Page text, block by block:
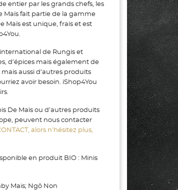
entier par les grands chefs, les
Maïs fait partie de la gamme
Maïs est unique, frais et est
de Rungis et
d’épices mais également de
aussi d’autres produits
avoir besoin. iShop4You
De Maïs ou d’autres produits
peuvent nous contacter
alors n’hésitez plus,
en produit BIO : Minis
Mais; Ngô Non